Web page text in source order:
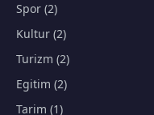
Spor (2)
Kultur (2)
Turizm (2)
Egitim (2)
Tarim (1)